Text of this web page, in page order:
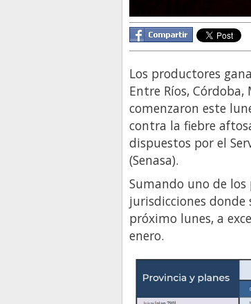
Los productores
Entre Ríos, Córdoba,
comenzaron este
contra la fiebre
dispuestos por el
(Senasa).
Sumando uno de
jurisdicciones donde
próximo lunes, a
enero.